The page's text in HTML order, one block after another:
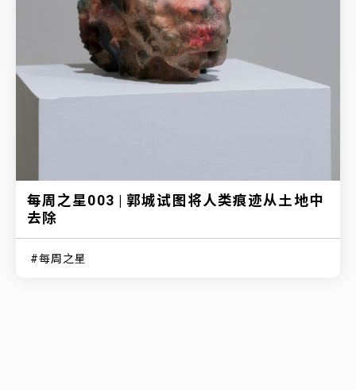
每周之星003 | 郭城试图将人类痕迹从土地中
去除
每周之星